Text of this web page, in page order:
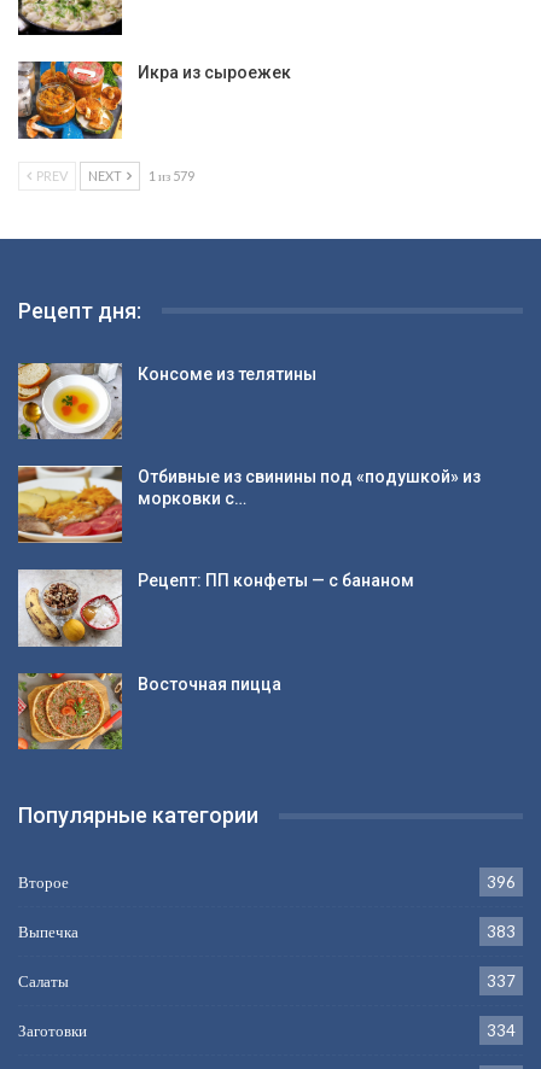
Икра из сыроежек
PREV NEXT 1 из 579
Рецепт дня:
Консоме из телятины
Отбивные из свинины под «подушкой» из
морковки с…
Рецепт: ПП конфеты — с бананом
Восточная пицца
Популярные категории
Второе 396
Выпечка 383
Салаты 337
Заготовки 334